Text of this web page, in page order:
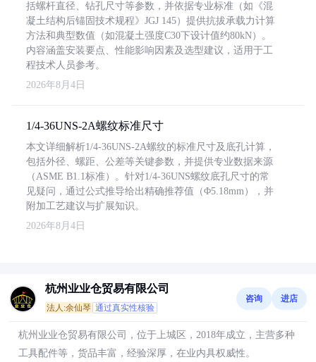
括螺杆直径、钻孔尺寸等参数，并依据专业标准（如《混
凝土结构后锚固技术规程》JGJ 145）提供抗拔承载力计算
方法和典型数值（如混凝土强度C30下设计值约80kN）。
内容涵盖安装要点、性能影响因素及选型建议，适用于工
程技术人员参考。
2026年8月4日
1/4-36UNS-2A螺纹标准尺寸
本文详细解析1/4-36UNS-2A螺纹的标准尺寸及底孔计算，
包括外径、螺距、公差等关键参数，并提供专业数据来源
（ASME B1.1标准）。针对1/4-36UNS螺纹底孔尺寸的常
见疑问，通过公式推导给出精确推荐值（Φ5.18mm），并
附加工艺建议与扩展知识。
2026年8月4日
杭州业业仓贸易有限公司
法人:余仙琴 通过真实性核验
咨询 进店
杭州业业仓贸易有限公司，位于上城区，2018年成立，主营多种
工具配件等，货品丰富，经验深厚，在业内具权威性。